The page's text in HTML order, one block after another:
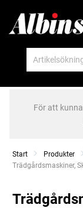
För att
Start Produkter
Current:
Trädgårdsmaskiner,